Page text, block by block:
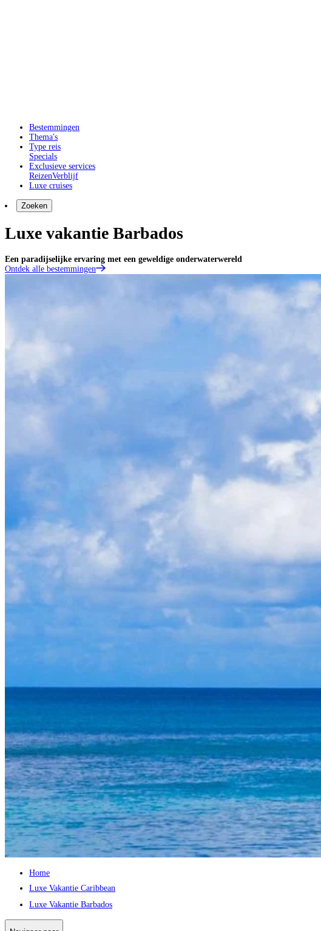
Bestemmingen
Thema's
Type reis
Specials
Exclusieve services
ReizenVerblijf
Luxe cruises
Zoeken
Luxe vakantie Barbados
Een paradijselijke ervaring met een geweldige onderwaterwereld
Ontdek alle bestemmingen
Home
Luxe Vakantie Caribbean
Luxe Vakantie Barbados